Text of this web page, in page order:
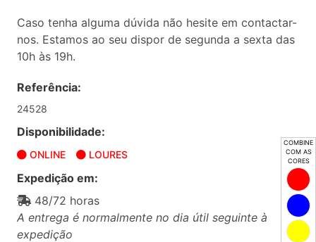
COMBINE
COM AS
CORES
Caso tenha alguma dúvida não hesite em contactar-
nos. Estamos ao seu dispor de segunda a sexta das
10h às 19h.
Referência:
24528
Disponibilidade:
ONLINE LOURES
Expedição em:
48/72 horas
A entrega é normalmente no dia útil seguinte à
expedição